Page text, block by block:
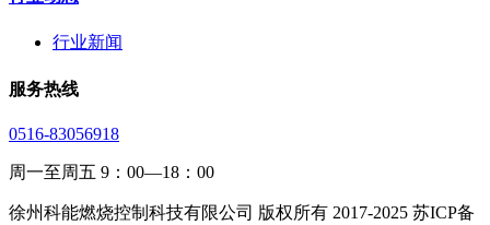
行业新闻
服务热线
0516-83056918
周一至周五 9：00—18：00
徐州科能燃烧控制科技有限公司 版权所有 2017-2025 苏ICP备